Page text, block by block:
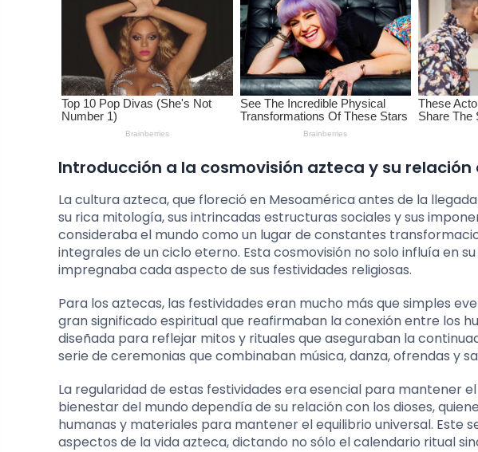
Introducción a la cosmovisión azteca y su
La cultura azteca, que floreció en Mesoamérica antes de la
su rica mitología, sus intrincadas estructuras sociales y sus
consideraba el mundo como un lugar de constantes
integrales de un ciclo eterno. Esta cosmovisión no solo influía en
impregnaba cada aspecto de sus festividades religiosas.
Para los aztecas, las festividades eran mucho más que simples
gran significado espiritual que reafirmaban la conexión entre los
diseñada para reflejar mitos y rituales que aseguraban la
serie de ceremonias que combinaban música, danza, ofrendas y
La regularidad de estas festividades era esencial para mantener
bienestar del mundo dependía de su relación con los dioses,
humanas y materiales para mantener el equilibrio universal. Este
aspectos de la vida azteca, dictando no sólo el calendario ritual